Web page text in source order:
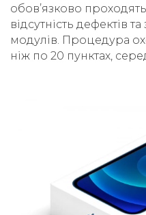
обовʼязково
відсутність дефектів
модулів. Процедура
ніж по 20 пунктах,